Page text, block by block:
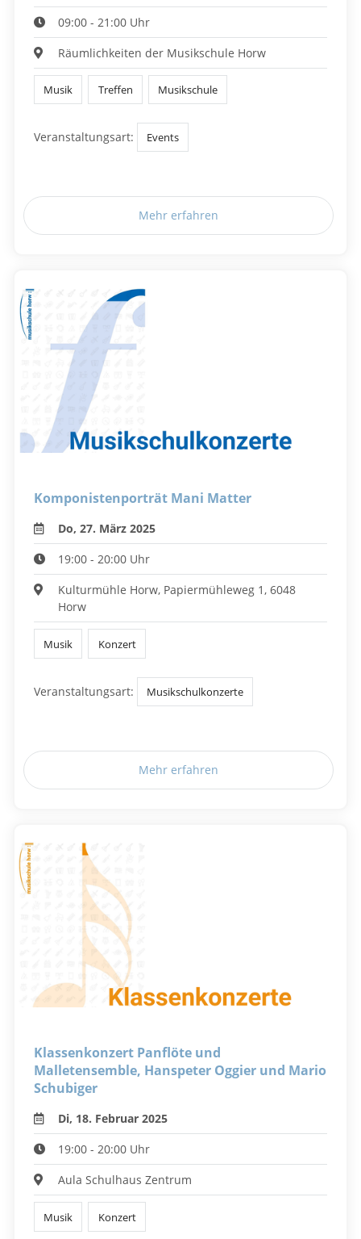
09:00 - 21:00 Uhr
Räumlichkeiten der Musikschule Horw
Musik Treffen Musikschule
Veranstaltungsart: Events
Mehr erfahren
Komponistenporträt Mani Matter
Do, 27. März 2025
19:00 - 20:00 Uhr
Kulturmühle Horw, Papiermühleweg 1, 6048
Horw
Musik Konzert
Veranstaltungsart: Musikschulkonzerte
Mehr erfahren
Klassenkonzert Panflöte und
Malletensemble, Hanspeter Oggier und Mario
Schubiger
Di, 18. Februar 2025
19:00 - 20:00 Uhr
Aula Schulhaus Zentrum
Musik Konzert